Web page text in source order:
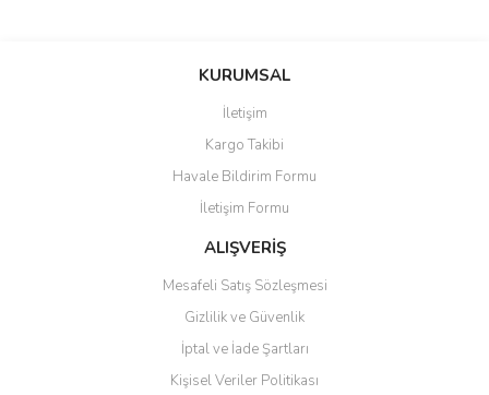
Bu ürüne ilk yorumu siz yapın!
Ürün resmi kalitesiz, bozuk veya görüntülenemiyor.
Ürün açıklamasında eksik bilgiler bulunuyor.
Ürün bilgilerinde hatalar bulunuyor.
Ürün fiyatı diğer sitelerden daha pahalı.
KURUMSAL
İletişim
Kargo Takibi
Havale Bildirim Formu
İletişim Formu
ALIŞVERİŞ
Mesafeli Satış Sözleşmesi
Gizlilik ve Güvenlik
İptal ve İade Şartları
Kişisel Veriler Politikası